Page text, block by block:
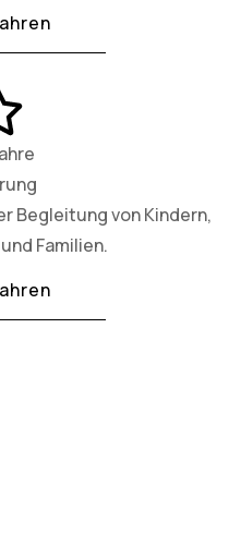
Begleitung von Kindern,
Familien.